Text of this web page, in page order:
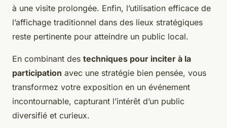
à une visite prolongée. Enfin, l’utilisation efficace de
l’affichage traditionnel dans des lieux stratégiques
reste pertinente pour atteindre un public local.
En combinant des techniques pour inciter à la
participation avec une stratégie bien pensée, vous
transformez votre exposition en un événement
incontournable, capturant l’intérêt d’un public
diversifié et curieux.